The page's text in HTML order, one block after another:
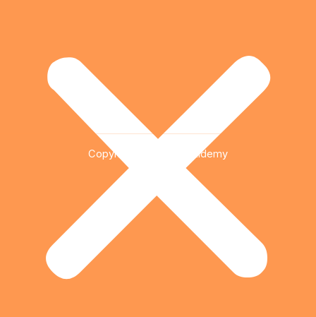
Copyright © 2026 Qualidemy